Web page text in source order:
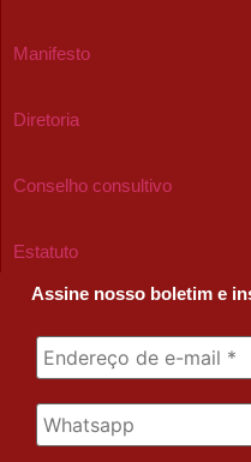
Manifesto
Diretoria
Conselho consultivo
Estatuto
Assine nosso boletim e